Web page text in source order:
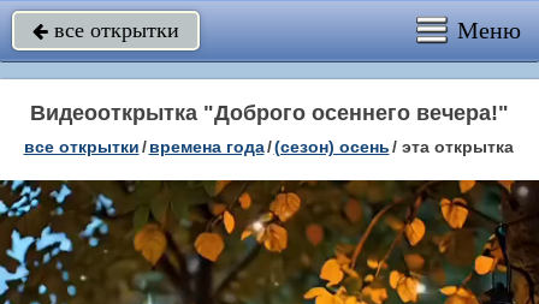
 все открытки Меню
Видеооткрытка "Доброго осеннего вечера!"
все открытки/ времена года/(сезон) осень/ эта открытка